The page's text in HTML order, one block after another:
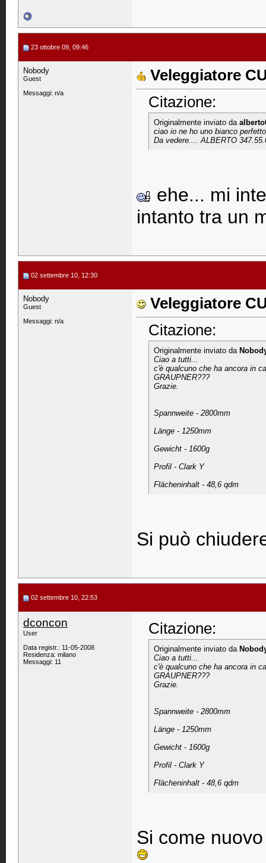
23 ottobre 09, 09:46
Nobody
Guest
Messaggi: n/a
Veleggiatore
Citazione:
Originalmente inviato da
ciao io ne ho uno bianco
Da vedere.... ALBERTO
ehe... mi
intanto tra un
02 settembre 10, 12:30
Nobody
Guest
Messaggi: n/a
Veleggiatore
Citazione:
Originalmente inviato da
Ciao a tutti...
c'è qualcuno che ha ancora in
GRAUPNER???
Grazie.
Spannweite - 2800mm
Länge - 1250mm
Gewicht - 1600g
Profil - Clark Y
Flächeninhalt - 48,6 qdm
Si può
02 settembre 10, 22:53
dconcon
User
Data registr.: 11-05-2008
Residenza: milano
Messaggi: 11
Citazione:
Originalmente inviato da
Ciao a tutti...
c'è qualcuno che ha ancora in
GRAUPNER???
Grazie.
Spannweite - 2800mm
Länge - 1250mm
Gewicht - 1600g
Profil - Clark Y
Flächeninhalt - 48,6 qdm
Si come